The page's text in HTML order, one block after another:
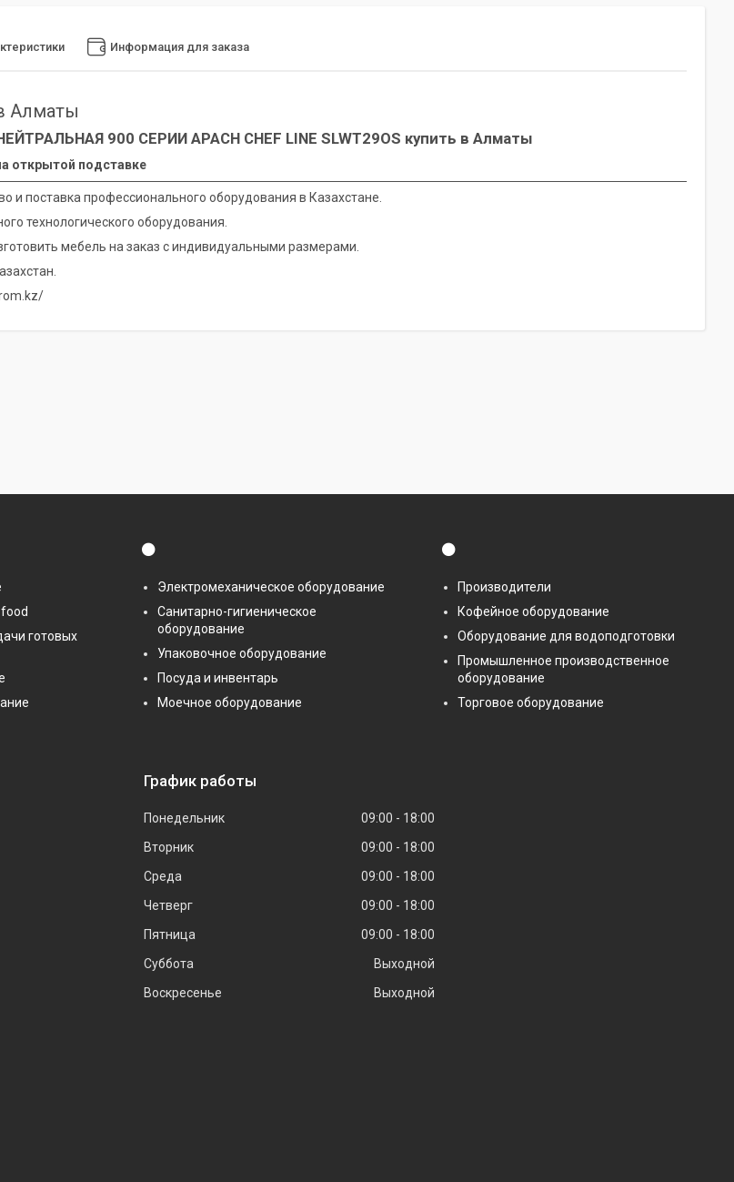
Информация для заказа
Алматы
900 СЕРИИ APACH CHEF LINE SLWT29OS купить в Алматы
открытой подставке
и поставка профессионального оборудования в Казахстане.
технологического оборудования.
мебель на заказ с индивидуальными размерами.
готовых
⚫
Электромеханическое оборудование
Санитарно-гигиеническое
оборудование
Упаковочное оборудование
Посуда и инвентарь
Моечное оборудование
⚫
Производители
Кофейное оборудование
Оборудование для водоподготовки
Промышленное производственное
оборудование
Торговое оборудование
График работы
Понедельник 09:00
18:00
Вторник
09:00
18:00
Среда
09:00
18:00
Четверг
09:00
18:00
Пятница
09:00
18:00
Суббота
Выходной
Воскресенье
Выходной